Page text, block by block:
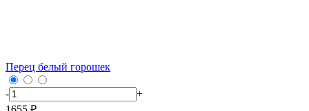
Перец белый горошек
-
+